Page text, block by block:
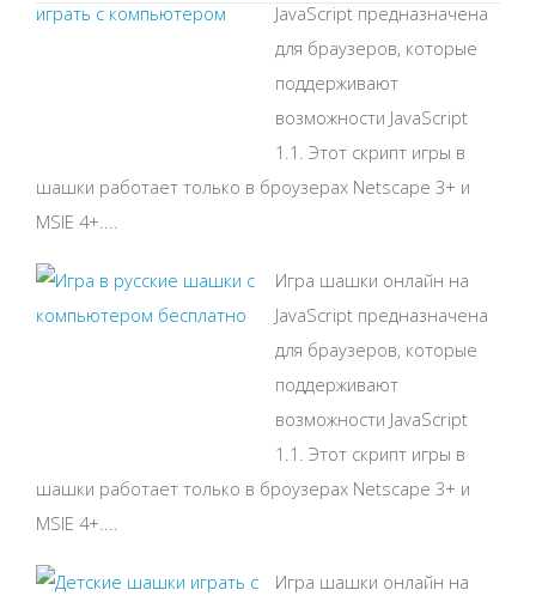
JavaScript предназначена
для браузеров, которые
поддерживают
возможности JavaScript
1.1. Этот скрипт игры в
шашки работает только в броузерах Netscape 3+ и
MSIE 4+....
Игра шашки онлайн на
JavaScript предназначена
для браузеров, которые
поддерживают
возможности JavaScript
1.1. Этот скрипт игры в
шашки работает только в броузерах Netscape 3+ и
MSIE 4+....
Игра шашки онлайн на